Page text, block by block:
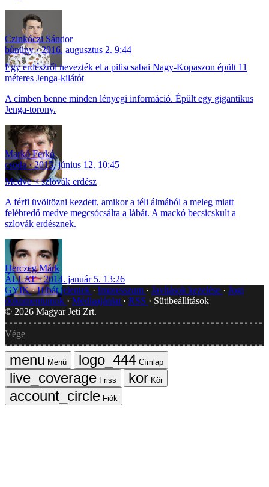
Czinkóczi Sándor
bűnügy
2016. augusztus 2. 9:44
Egy erdészről nevezték el a piliscsabai Nagy-Kopaszon épült 11
méteres Jenga-kilátót
A címben benne minden lényegi információ. Épült egy gigantikus
Jenga-torony.
Markó Ferkó
csoda
2015. június 12. 10:45
Medve < szlovák erdész
A férfi üvöltözni kezdett, amikor a téli álmából a meleg miatt
felébredő medve megcsócsálta a lábát. A mackó becsicskult a
szlovák erdésznek.
Herczeg Márk
ÁLLAT
2014. január 5. 13:26
GYIK Hibát jelentek Impresszum Javítások kezelése
Jogi
dokumentumok
Médiaajánlat RSS
Sütibeállítások
© 2026 Magyar Jeti Zrt.
Vége
Menü
Címlap
Friss
Kör
Fiók